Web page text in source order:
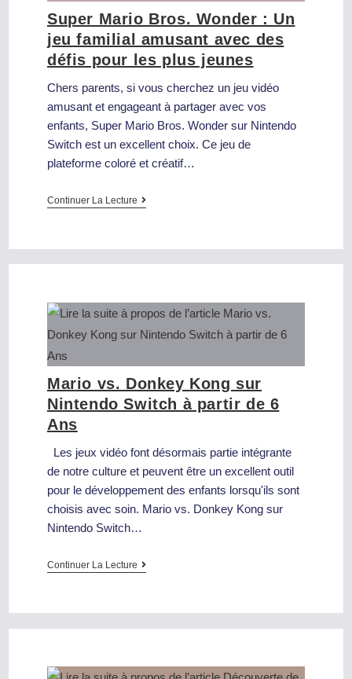
Super Mario Bros. Wonder : Un
jeu familial amusant avec des
défis pour les plus jeunes
Chers parents, si vous cherchez un jeu vidéo
amusant et engageant à partager avec vos
enfants, Super Mario Bros. Wonder sur Nintendo
Switch est un excellent choix. Ce jeu de
plateforme coloré et créatif…
Continuer La Lecture
Mario vs. Donkey Kong sur
Nintendo Switch à partir de 6
Ans
Les jeux vidéo font désormais partie intégrante
de notre culture et peuvent être un excellent outil
pour le développement des enfants lorsqu'ils sont
choisis avec soin. Mario vs. Donkey Kong sur
Nintendo Switch…
Continuer La Lecture